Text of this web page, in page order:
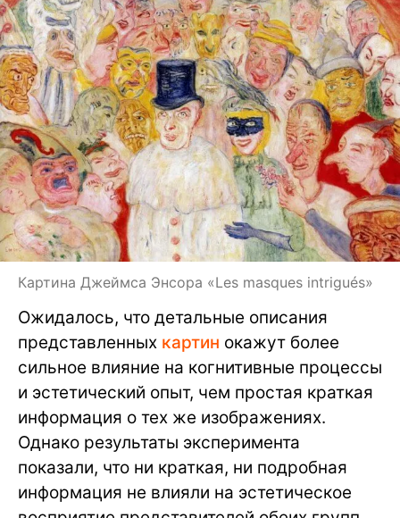
Картина Джеймса Энсора «Les masques intrigués»
Ожидалось, что детальные описания
представленных картин окажут более
сильное влияние на когнитивные процессы
и эстетический опыт, чем простая краткая
информация о тех же изображениях.
Однако результаты эксперимента
показали, что ни краткая, ни подробная
информация не влияли на эстетическое